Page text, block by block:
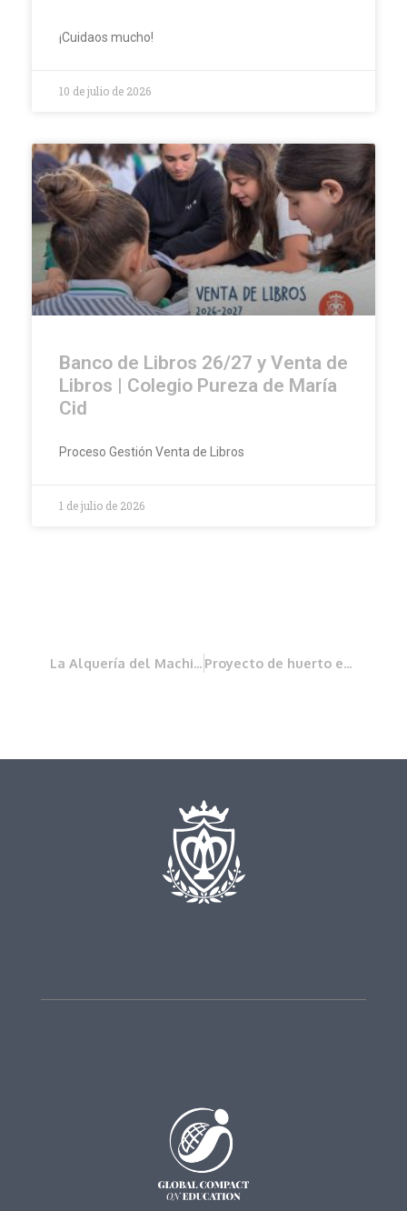
¡Cuidaos mucho!
10 de julio de 2026
Banco de Libros 26/27 y Venta de
Libros | Colegio Pureza de María
Cid
Proceso Gestión Venta de Libros
1 de julio de 2026
La Alquería del Machistre Proyecto de huerto escolar